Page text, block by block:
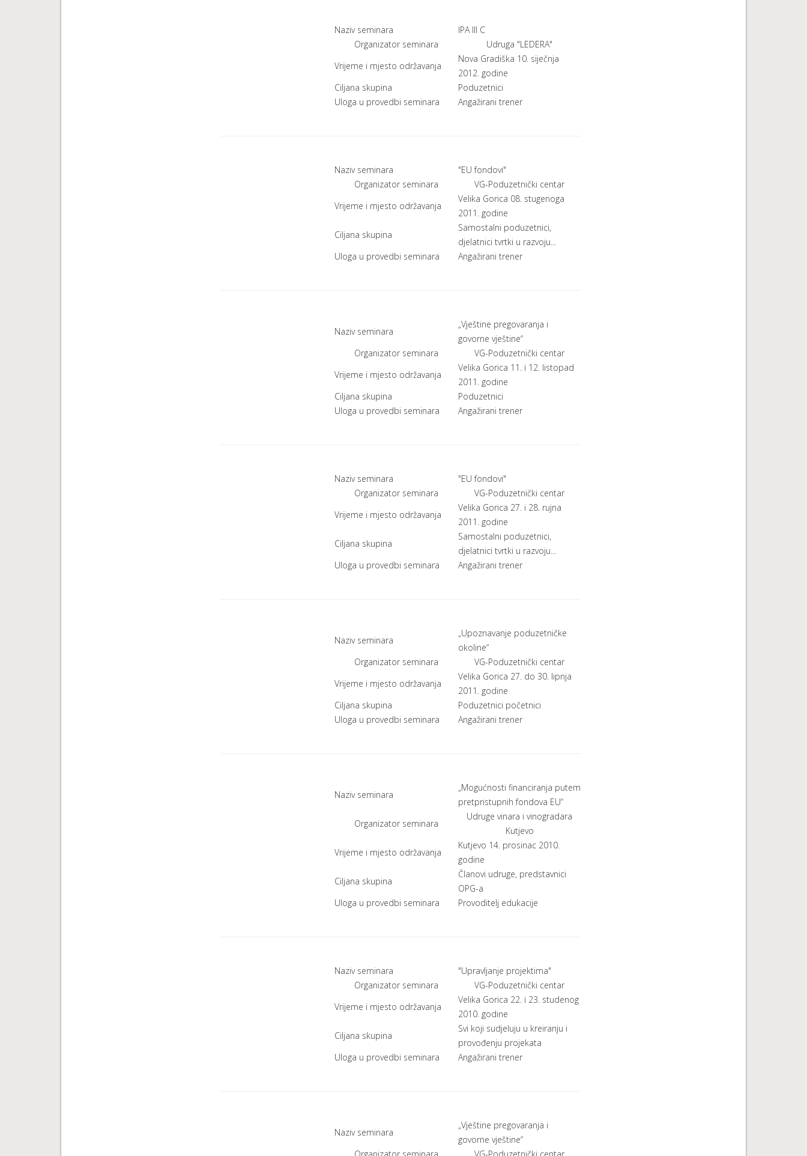
Naziv seminara
IPA III C
Organizator seminara
Udruga "LEDERA"
Vrijeme i mjesto održavanja
Nova Gradiška 10. siječnja
2012. godine
Ciljana skupina
Poduzetnici
Uloga u provedbi seminara
Angažirani trener
Naziv seminara
"EU fondovi"
Organizator seminara
VG-Poduzetnički centar
Vrijeme i mjesto održavanja
Velika Gorica 08. stugenoga
2011. godine
Ciljana skupina
Samostalni poduzetnici,
djelatnici tvrtki u razvoju...
Uloga u provedbi seminara
Angažirani trener
Naziv seminara
„Vještine pregovaranja i
govorne vještine“
Organizator seminara
VG-Poduzetnički centar
Vrijeme i mjesto održavanja
Velika Gorica 11. i 12. listopad
2011. godine
Ciljana skupina
Poduzetnici
Uloga u provedbi seminara
Angažirani trener
Naziv seminara
"EU fondovi"
Organizator seminara
VG-Poduzetnički centar
Vrijeme i mjesto održavanja
Velika Gorica 27. i 28. rujna
2011. godine
Ciljana skupina
Samostalni poduzetnici,
djelatnici tvrtki u razvoju...
Uloga u provedbi seminara
Angažirani trener
Naziv seminara
„Upoznavanje poduzetničke
okoline“
Organizator seminara
VG-Poduzetnički centar
Vrijeme i mjesto održavanja
Velika Gorica 27. do 30. lipnja
2011. godine
Ciljana skupina
Poduzetnici početnici
Uloga u provedbi seminara
Angažirani trener
Naziv seminara
„Mogućnosti financiranja putem
pretpristupnih fondova EU“
Organizator seminara
Udruge vinara i vinogradara
Kutjevo
Vrijeme i mjesto održavanja
Kutjevo 14. prosinac 2010.
godine
Ciljana skupina
Članovi udruge, predstavnici
OPG-a
Uloga u provedbi seminara
Provoditelj edukacije
Naziv seminara
"Upravljanje projektima"
Organizator seminara
VG-Poduzetnički centar
Vrijeme i mjesto održavanja
Velika Gorica 22. i 23. studenog
2010. godine
Ciljana skupina
Svi koji sudjeluju u kreiranju i
provođenju projekata
Uloga u provedbi seminara
Angažirani trener
Naziv seminara
„Vještine pregovaranja i
govorne vještine“